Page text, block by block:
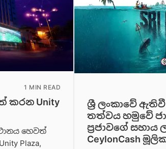
1 MIN READ
Unity
හෙවත්
Plaza,
ශ්‍රී ලංකාවේ
තත්වය හමුවේ
ප්‍රජාවගේ සහාය
CeylonCash